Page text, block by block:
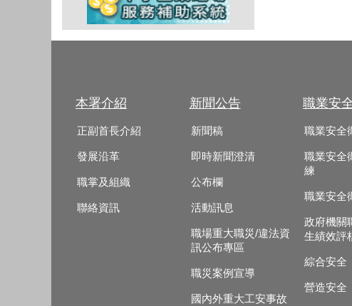
本署介紹
正副首長介紹
發展沿革
職掌及組織
聯絡資訊
新聞公告
新聞稿
即時新聞澄清
公布欄
活動訊息
職場重大職災/違法資
訊公布專區
職災案例宣導
國內外重大工安事故
職業安
職業安全
職業安全
練
職業安全
政府機關
生績效評
綜合安全
營造安全